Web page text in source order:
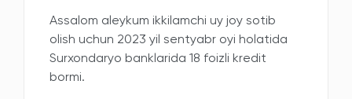
Assalom aleykum ikkilamchi uy joy sotib
olish uchun 2023 yil sentyabr oyi holatida
Surxondaryo banklarida 18 foizli kredit
bormi.